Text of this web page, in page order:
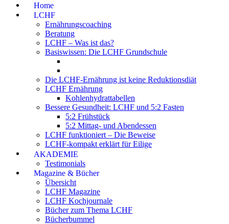
Home
LCHF
Ernährungscoaching
Beratung
LCHF – Was ist das?
Basiswissen: Die LCHF Grundschule
Die LCHF-Ernährung ist keine Reduktionsdiät
LCHF Ernährung
Kohlenhydrattabellen
Bessere Gesundheit: LCHF und 5:2 Fasten
5:2 Frühstück
5:2 Mittag- und Abendessen
LCHF funktioniert – Die Beweise
LCHF-kompakt erklärt für Eilige
AKADEMIE
Testimonials
Magazine & Bücher
Übersicht
LCHF Magazine
LCHF Kochjournale
Bücher zum Thema LCHF
Bücherbummel